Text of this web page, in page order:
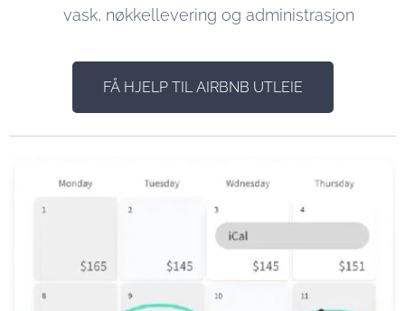
vask, nøkkellevering og administrasjon
FÅ HJELP TIL AIRBNB UTLEIE